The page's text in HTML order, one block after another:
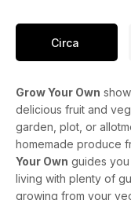
Circa
Grow Your Own
delicious fruit and
garden, plot, or
homemade produce
Your Own guides
living with plenty of
growing from your